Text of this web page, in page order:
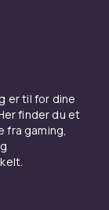
er til for dine
finder du et
fra gaming,